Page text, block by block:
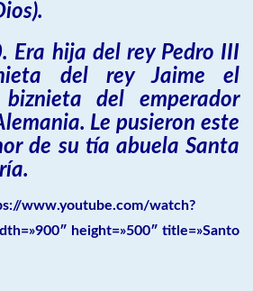
Era hija del rey Pedro III
del rey Jaime el
biznieta del emperador
Le pusieron este
de su tía abuela Santa
www.youtube.com/watch?
height=»500″ title=»Santo